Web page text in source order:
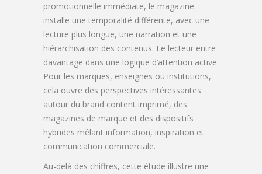
promotionnelle immédiate, le magazine
installe une temporalité différente, avec une
lecture plus longue, une narration et une
hiérarchisation des contenus. Le lecteur entre
davantage dans une logique d’attention active.
Pour les marques, enseignes ou institutions,
cela ouvre des perspectives intéressantes
autour du brand content imprimé, des
magazines de marque et des dispositifs
hybrides mêlant information, inspiration et
communication commerciale.
Au-delà des chiffres, cette étude illustre une